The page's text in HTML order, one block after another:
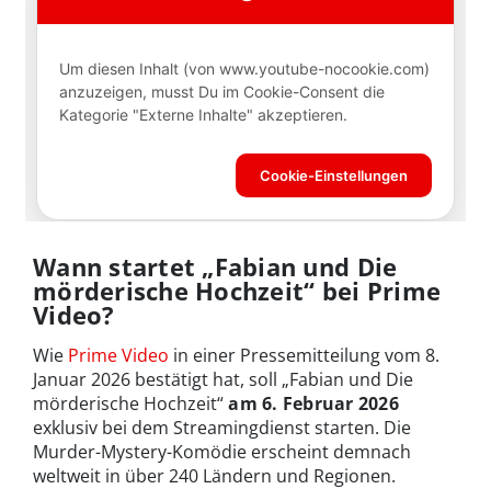
Wann startet „Fabian und Die
mörderische Hochzeit“ bei Prime
Video?
Wie Prime Video in einer Pressemitteilung vom 8.
Januar 2026 bestätigt hat, soll „Fabian und Die
mörderische Hochzeit“am 6. Februar 2026
exklusiv bei dem Streamingdienst starten. Die
Murder-Mystery-Komödie erscheint demnach
weltweit in über 240 Ländern und Regionen.